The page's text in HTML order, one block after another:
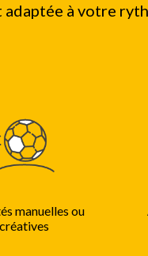
à votre
manuelles ou
créatives